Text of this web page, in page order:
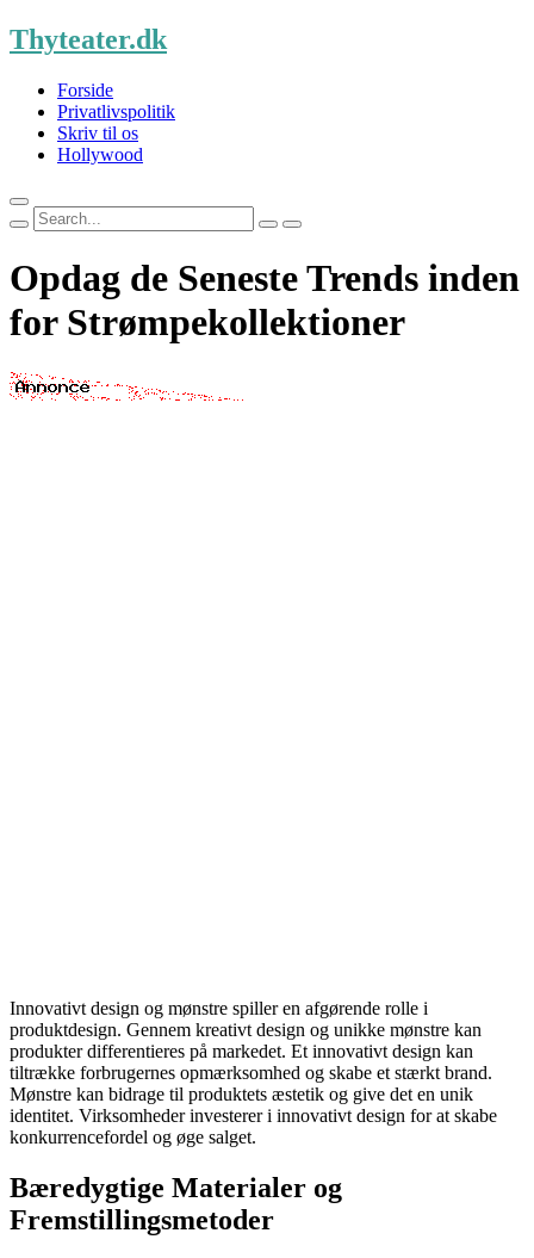
Skip
to
Thyteater.dk
Forside
Privatlivspolitik
Skriv til os
Hollywood
Search
for:
Opdag de Seneste Trends inden
for Strømpekollektioner
Innovativt design og mønstre spiller en afgørende rolle i
produktdesign. Gennem kreativt design og unikke mønstre kan
produkter differentieres på markedet. Et innovativt design kan
tiltrække forbrugernes opmærksomhed og skabe et stærkt brand.
Mønstre kan bidrage til produktets æstetik og give det en unik
identitet. Virksomheder investerer i innovativt design for at skabe
konkurrencefordel og øge salget.
Bæredygtige Materialer og
Fremstillingsmetoder